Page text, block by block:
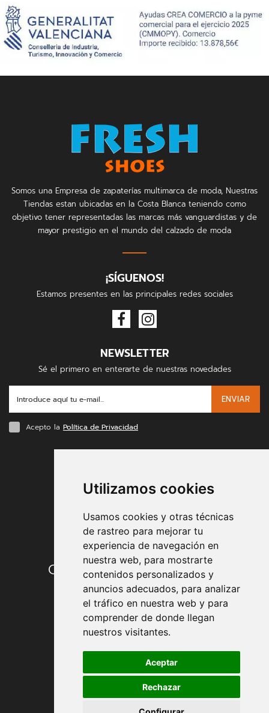
Utilizamos cookies
Usamos cookies y otras técnicas
de rastreo para mejorar tu
experiencia de navegación en
nuestra web, para mostrarte
contenidos personalizados y
anuncios adecuados, para analizar
el tráfico en nuestra web y para
comprender de donde llegan
nuestros visitantes.
Aceptar
Rechazar
Somos una Empresa de zapaterías multimarca de moda, Nuestras
Tiendas estan ubicadas en la Costa Blanca teniendo como
objetivo tener representadas las marcas más vanguardistas y de
mayor prestigio en el mundo del calzado de moda
¡SÍGUENOS!
Estamos presentes en las principales redes sociales
NEWSLETTER
Sé el primero en enterarte de nuestras novedades
ENVIAR
Acepto la Política de Privacidad
Condiciones de contratación
Envío y entrega
Devoluciones
Formas de pago
Política de Privacidad